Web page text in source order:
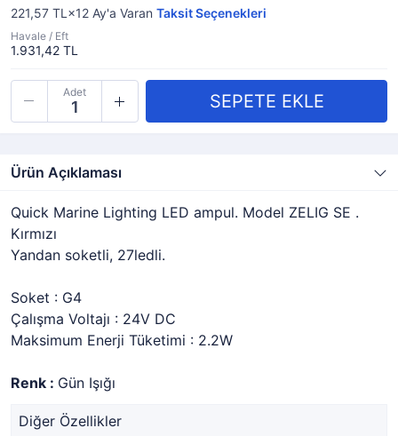
221,57 TL×12 Ay'a Varan Taksit Seçenekleri
Havale / Eft
1.931,42 TL
Adet
Ürün Açıklaması
Quick Marine Lighting LED ampul. Model ZELIG SE .
Kırmızı
Yandan soketli, 27ledli.
Soket : G4
Çalışma Voltajı : 24V DC
Maksimum Enerji Tüketimi : 2.2W
Renk : Gün Işığı
Diğer Özellikler